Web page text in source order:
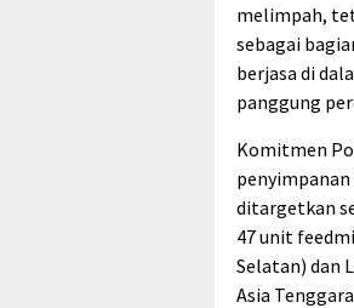
melimpah,
sebagai
berjasa di
panggung
Komitmen
ditargetkan
47 unit
Selatan) dan
Asia